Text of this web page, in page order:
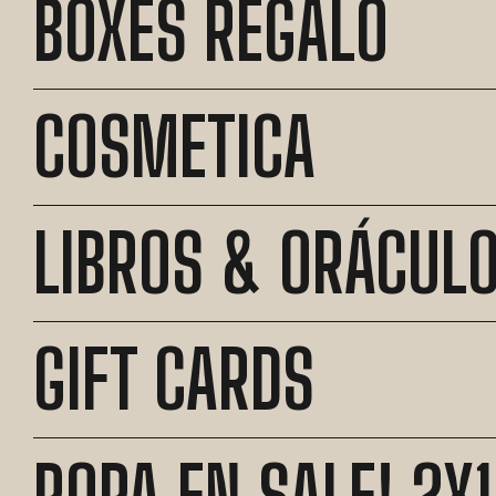
BOXES REGALO
COSMETICA
LIBROS &
GIFT CARDS